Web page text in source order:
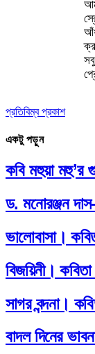
প্রতিবিম্ব প্রকাশ
একটু পড়ুন
কবি মহুয়া মহু’র
ড. মনোরঞ্জন
ভালোবাসা।
বিজয়িনী।
সাগর বন্দনা।
বাদল দিনের